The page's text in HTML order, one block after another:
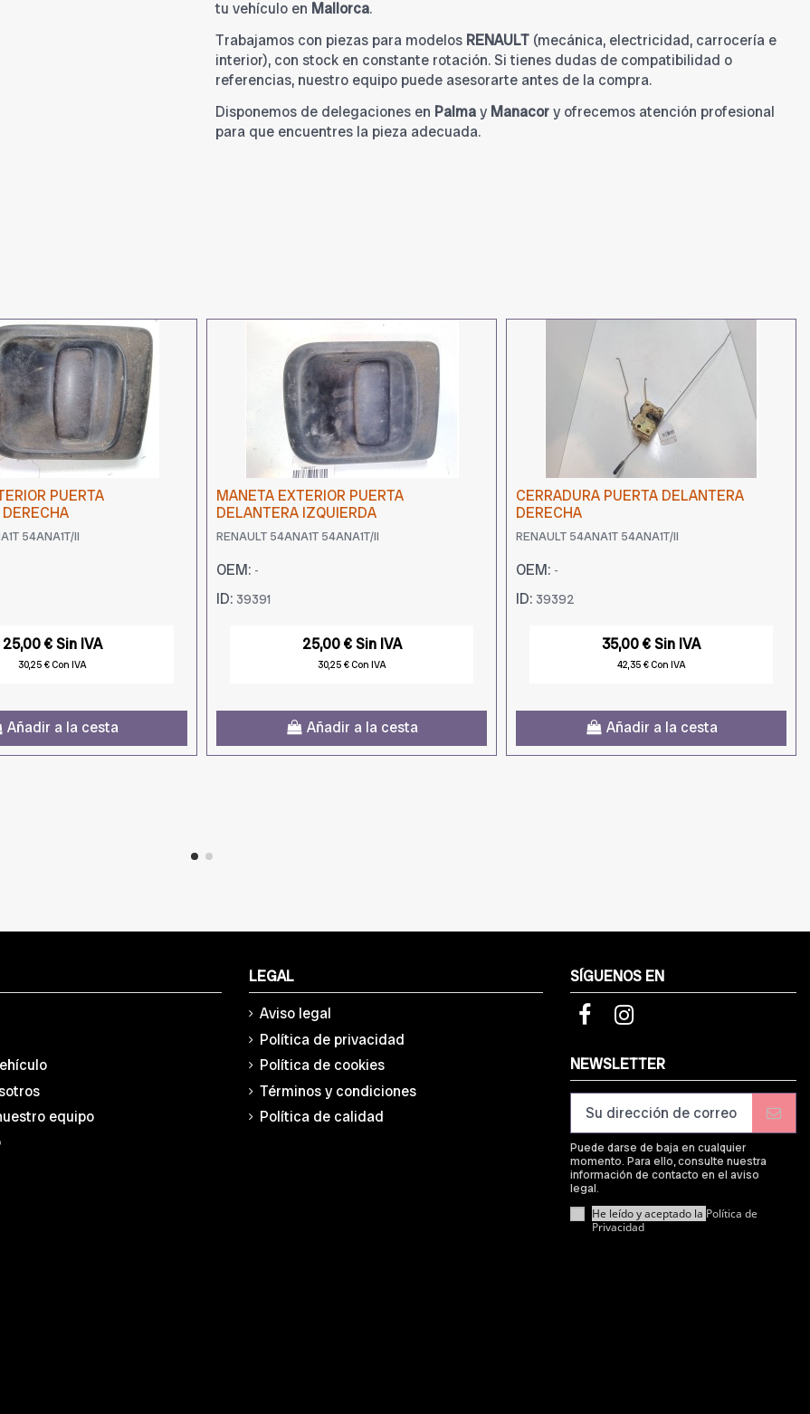
tu vehículo en Mallorca.
Trabajamos con piezas para modelos RENAULT (mecánica, electricidad, carrocería e
interior), con stock en constante rotación. Si tienes dudas de compatibilidad o
referencias, nuestro equipo puede asesorarte antes de la compra.
Disponemos de delegaciones en Palmay Manacory ofrecemos atención profesional
para que encuentres la pieza adecuada.
PUERTA
54ANA1T/II
25,00 € Sin IVA
30,25 € Con IVA
Añadir a la cesta
MANETA EXTERIOR PUERTA
DELANTERA IZQUIERDA
RENAULT 54ANA1T 54ANA1T/II
OEM: -
ID: 39391
25,00 € Sin IVA
30,25 € Con IVA
Añadir a la cesta
CERRADURA PUERTA DELANTERA
DERECHA
RENAULT 54ANA1T 54ANA1T/II
OEM: -
ID: 39392
35,00 € Sin IVA
42,35 € Con IVA
Añadir a la cesta
equipo
LEGAL
Aviso legal
Política de privacidad
Política de cookies
Términos y condiciones
Política de calidad
SÍGUENOS EN
NEWSLETTER
Puede darse de baja en cualquier
momento. Para ello, consulte nuestra
información de contacto en el aviso
legal.
He leído y aceptado la Política de
Privacidad